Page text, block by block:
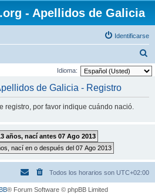
- Apellidos de Galicia
Identificarse
u
Idioma:
de Galicia - Registro
registro, por favor indique cuándo nació.
Todos los horarios son UTC+02:00
® Forum Software © phpBB Limited